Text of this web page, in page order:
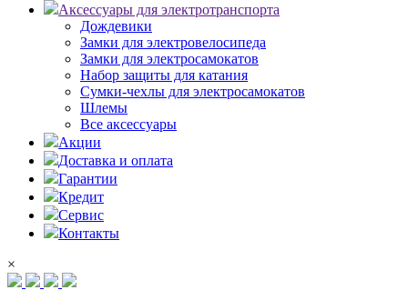
Аксессуары для электротранспорта
Дождевики
Замки для электровелосипеда
Замки для электросамокатов
Набор защиты для катания
Сумки-чехлы для электросамокатов
Шлемы
Все аксессуары
Акции
Доставка и оплата
Гарантии
Кредит
Сервис
Контакты
×